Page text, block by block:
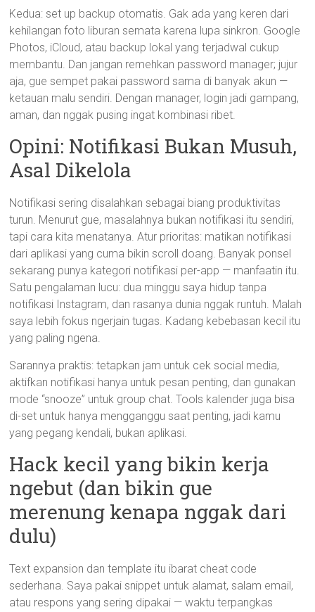
Kedua: set up backup otomatis. Gak ada yang keren dari
kehilangan foto liburan semata karena lupa sinkron. Google
Photos, iCloud, atau backup lokal yang terjadwal cukup
membantu. Dan jangan remehkan password manager; jujur
aja, gue sempet pakai password sama di banyak akun —
ketauan malu sendiri. Dengan manager, login jadi gampang,
aman, dan nggak pusing ingat kombinasi ribet.
Opini: Notifikasi Bukan Musuh,
Asal Dikelola
Notifikasi sering disalahkan sebagai biang produktivitas
turun. Menurut gue, masalahnya bukan notifikasi itu sendiri,
tapi cara kita menatanya. Atur prioritas: matikan notifikasi
dari aplikasi yang cuma bikin scroll doang. Banyak ponsel
sekarang punya kategori notifikasi per-app — manfaatin itu.
Satu pengalaman lucu: dua minggu saya hidup tanpa
notifikasi Instagram, dan rasanya dunia nggak runtuh. Malah
saya lebih fokus ngerjain tugas. Kadang kebebasan kecil itu
yang paling ngena.
Sarannya praktis: tetapkan jam untuk cek social media,
aktifkan notifikasi hanya untuk pesan penting, dan gunakan
mode “snooze” untuk group chat. Tools kalender juga bisa
di-set untuk hanya mengganggu saat penting, jadi kamu
yang pegang kendali, bukan aplikasi.
Hack kecil yang bikin kerja
ngebut (dan bikin gue
merenung kenapa nggak dari
dulu)
Text expansion dan template itu ibarat cheat code
sederhana. Saya pakai snippet untuk alamat, salam email,
atau respons yang sering dipakai — waktu terpangkas